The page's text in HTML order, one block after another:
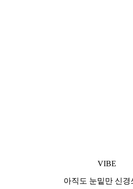
VIBE
아직도 눈밑만 신경